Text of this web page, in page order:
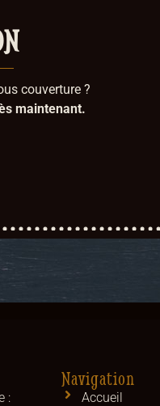
couverture ?
maintenant.
:
Navigation
Accueil